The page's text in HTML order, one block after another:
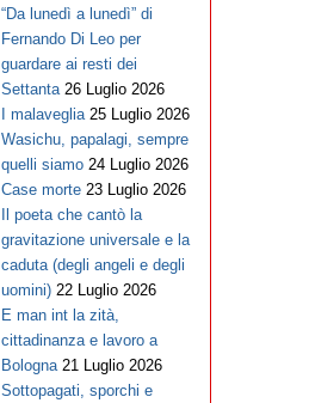
“Da lunedì a lunedì” di
Fernando Di Leo per
guardare ai resti dei
Settanta 26 Luglio 2026
I malaveglia 25 Luglio 2026
Wasichu, papalagi, sempre
quelli siamo 24 Luglio 2026
Case morte 23 Luglio 2026
Il poeta che cantò la
gravitazione universale e la
caduta (degli angeli e degli
uomini) 22 Luglio 2026
E man int la zità,
cittadinanza e lavoro a
Bologna 21 Luglio 2026
Sottopagati, sporchi e